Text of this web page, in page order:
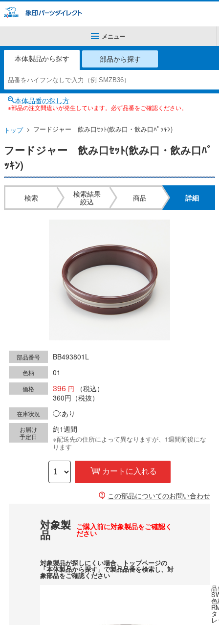
メニュー
本体製品から探す 部品から探す
本体品番の探し方
※部品の注文間違いが発生しています。必ず品番をご確認ください。
トップ フードジャー 飲み口ｾｯﾄ(飲み口・飲み口ﾊﾟｯｷﾝ)
フードジャー 飲み口ｾｯﾄ(飲み口・飲み口ﾊﾟ
ｯｷﾝ)
検索
検索結果
絞込
商品 詳細
部品番号 BB493801L
色柄 01
価格 396
（税込）
360円 （税抜）
在庫状況 ◯:あり
お届け
予定日
約1週間
※配送先の住所によって異なりますが、1週間前後にな
ります
カートに入れる
この部品についてのお問い合わせ
対象製
品
ご購入前に対象製品をご確認く
ださい
対象製品が探しにくい場合、トップページの
「本体製品から探す」で製品品番を検索し、対
象部品をご確認ください